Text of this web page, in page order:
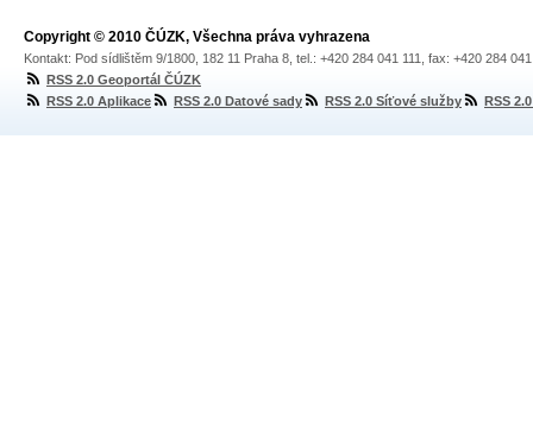
Copyright © 2010 ČÚZK, Všechna práva vyhrazena
Kontakt: Pod sídlištěm 9/1800, 182 11 Praha 8, tel.: +420 284 041 111, fax: +420 284
RSS 2.0 Geoportál ČÚZK
RSS 2.0 Aplikace
RSS 2.0 Datové sady RSS 2.0 Síťové služby RSS